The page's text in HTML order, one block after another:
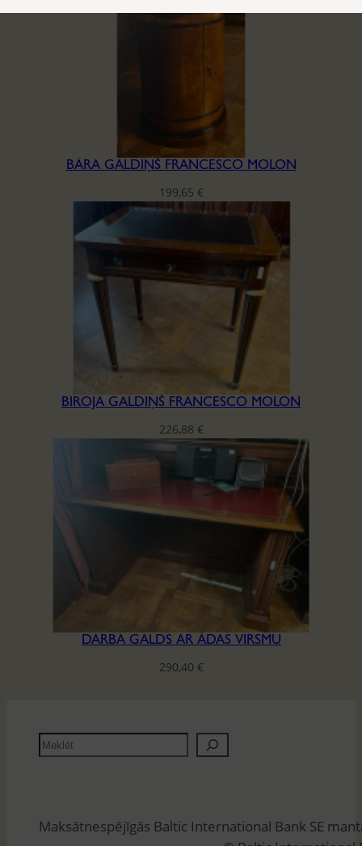
BĀRA GALDIŅŠ FRANCESCO MOLON
199,65 €
BIROJA GALDIŅŠ FRANCESCO MOLON
226,88 €
DARBA GALDS AR ĀDAS VIRSMU
290,40 €
M
e
ē
Maksātnespējīgās Baltic International Bank SE